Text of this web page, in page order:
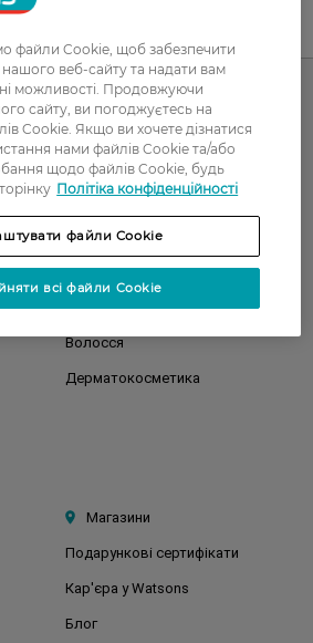
Чоловікам
Здоров'я
Макіяж
Тіло
Діти
Волосся
Дерматокосметика
Магазини
Подарункові сертифікати
Кар'єра у Watsons
Блог
файли Cookie, щоб забезпечити
веб-сайту та надати вам
можливості. Продовжуючи
сайту, ви погоджуєтесь на
Cookie. Якщо ви хочете дізнатися
нами файлів Cookie та/або
щодо файлів Cookie, будь
Політіка конфіденційності
файли Cookie
всі файли Cookie